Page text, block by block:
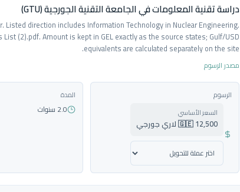
دراسة تقنية المعلومات في الجامعة التقنية الجورجية (GTU)
Listed direction includes Information Technology in Nuclear Engineering.
(2).pdf. Amount is kept in GEL exactly as the source states; Gulf/USD
equivalents are calculated separately on the site.
مصدر الرسوم
الرسوم
السعر الأساسي
🇬🇪 12,500 لاري جورجي
المدة
2.0 سنوات